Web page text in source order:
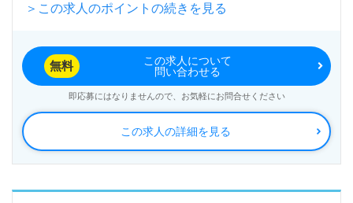
総病床数312床（医療療養病床227床、認知症病床85
県相模原市）様の運営です。従業員数250名以上、神
奈川県を中心に病院、介護医療院事業を展開されてい
ます。
◎3階建てのアットホームな院内環境！『地域の皆様
に愛され、大切な人に自信を持って薦められる病院』
＞この求人のポイントの続きを見る
この求人の詳細を見る
無料
この求人について
問い合わせる
即応募にはなりませんので、お気軽にお問合せください